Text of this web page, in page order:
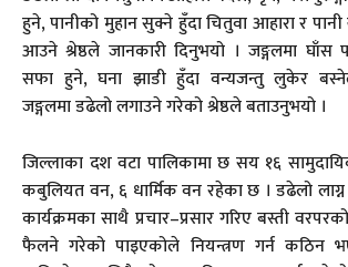
हुने, पानीको मुहान सुक्ने हुँदा चितुवा आहारा र
आउने श्रेष्ठले जानकारी दिनुभयो । जङ्गलमा घाँस
सफा हुने, घना झाडी हुँदा वन्यजन्तु लुकेर
जङ्गलमा डढेलो लगाउने गरेको श्रेष्ठले बताउनुभयो ।
जिल्लाका दश वटा पालिकामा छ सय १६
कबुलियत वन, ६ धार्मिक वन रहेका छ । डढेलो
कार्यक्रमका साथै प्रचार–प्रसार गरिए बस्ती
फैलने गरेको पाइएकोले नियन्त्रण गर्न कठिन